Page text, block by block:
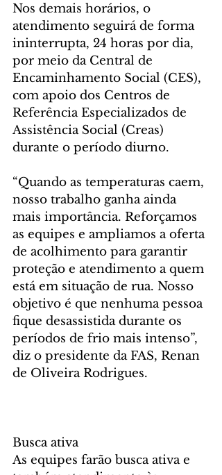
Nos demais horários, o
atendimento seguirá de forma
ininterrupta, 24 horas por dia,
por meio da Central de
Encaminhamento Social (CES),
com apoio dos Centros de
Referência Especializados de
Assistência Social (Creas)
durante o período diurno.
“Quando as temperaturas caem,
nosso trabalho ganha ainda
mais importância. Reforçamos
as equipes e ampliamos a oferta
de acolhimento para garantir
proteção e atendimento a quem
está em situação de rua. Nosso
objetivo é que nenhuma pessoa
fique desassistida durante os
períodos de frio mais intenso”,
diz o presidente da FAS, Renan
de Oliveira Rodrigues.
Busca ativa
As equipes farão busca ativa e